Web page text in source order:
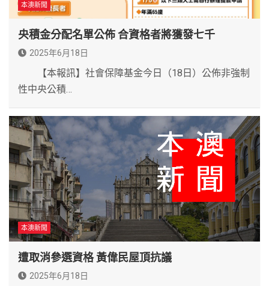
本澳新聞
央積金分配名單公佈 合資格者將獲發七千
2025年6月18日
【本報訊】社會保障基金今日（18日）公佈非強制
性中央公積…
本澳新聞
遭取消參選資格 黃偉民屋頂抗議
2025年6月18日